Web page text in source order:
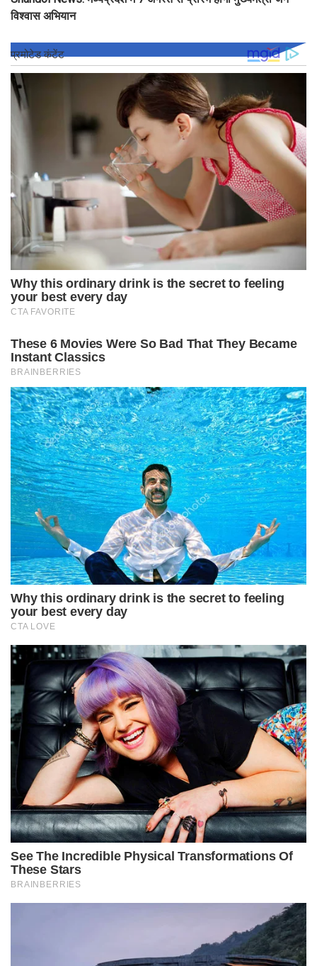
विश्वास अभियान